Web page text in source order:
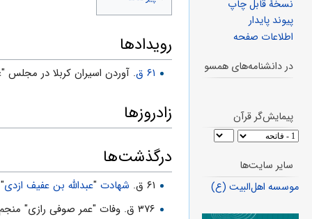
رویدادها
۶۱ ق . آوردن اسیران کربلا در مجلس
زادروزها
درگذشت‌ها
۶۱ ق. شهادت"عبدالله بن عفیف ازدی
۳۷۶ ق. وفات "عمر صوفی رازی" منجم و ریاضی‏دان
نسخهٔ قابل چاپ
پیوند پایدار
اطلاعات صفحه
در دانشنامه‌های همسو
پیمایش‌گر قرآن
سایر سایت‌ها
موسسه اهل‌البیت (ع)